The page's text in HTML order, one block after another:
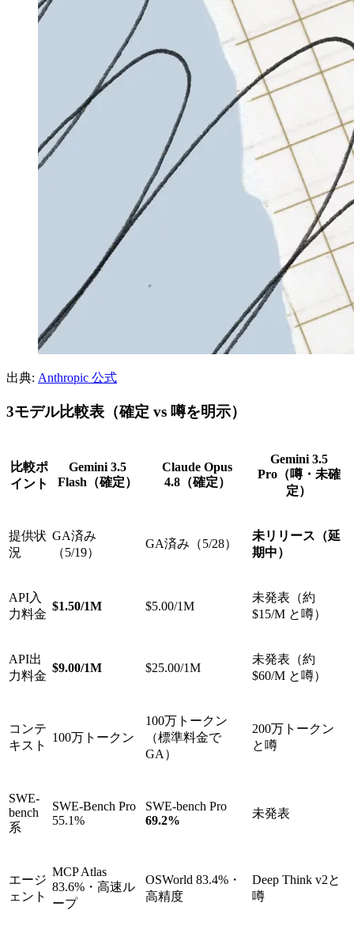
出典: Anthropic 公式
3モデル比較表（確定 vs 噂を明示）
比較ポ
イント
Gemini 3.5
Flash（確定）
Claude Opus
4.8（確定）
Gemini 3.5
Pro（噂・未確
定）
提供状
況
GA済み
（5/19）
GA済み（5/28）
未リリース（延
期中）
API入
力料金
$1.50/1M $5.00/1M
未発表（約
$15/M と噂）
API出
力料金
$9.00/1M $25.00/1M
未発表（約
$60/M と噂）
コンテ
キスト
100万トークン
100万トークン
（標準料金で
GA）
200万トークン
と噂
SWE-
bench
系
SWE-Bench Pro
55.1%
SWE-bench Pro
69.2%
未発表
エージ
ェント
MCP Atlas
83.6%・高速ル
ープ
OSWorld 83.4%・
高精度
Deep Think v2と
噂